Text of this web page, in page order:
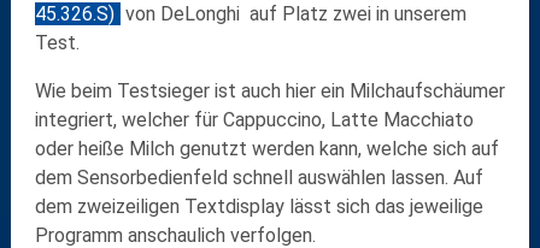
45.326.S) von DeLonghi auf Platz zwei in unserem
Test.
Wie beim Testsieger ist auch hier ein Milchaufschäumer
integriert, welcher für Cappuccino, Latte Macchiato
oder heiße Milch genutzt werden kann, welche sich auf
dem Sensorbedienfeld schnell auswählen lassen. Auf
dem zweizeiligen Textdisplay lässt sich das jeweilige
Programm anschaulich verfolgen.